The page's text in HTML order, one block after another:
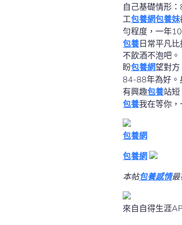
自己基礎情形
工包養網包養妹
勻程度，一年
包養 日常平凡
不飲酒不泡吧。
盼包養網望對
84-88年為好。
有興趣包養站
包養我在等你
包養網
包養網
本帖包養感情
來自自得生涯